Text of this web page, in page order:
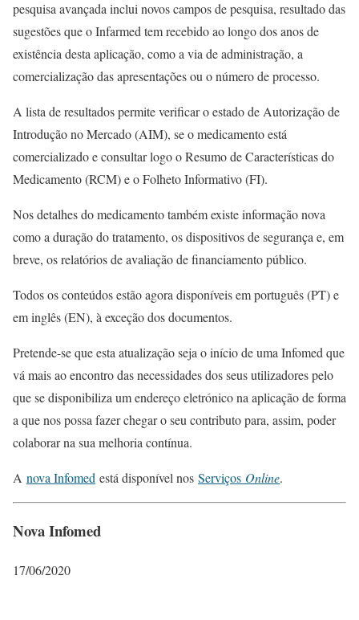
pesquisa avançada inclui novos campos de pesquisa, resultado das
sugestões que o Infarmed tem recebido ao longo dos anos de
existência desta aplicação, como a via de administração, a
comercialização das apresentações ou o número de processo.
A lista de resultados permite verificar o estado de Autorização de
Introdução no Mercado (AIM), se o medicamento está
comercializado e consultar logo o Resumo de Características do
Medicamento (RCM) e o Folheto Informativo (FI).
Nos detalhes do medicamento também existe informação nova
como a duração do tratamento, os dispositivos de segurança e, em
breve, os relatórios de avaliação de financiamento público.
Todos os conteúdos estão agora disponíveis em português (PT) e
em inglês (EN), à exceção dos documentos.
Pretende-se que esta atualização seja o início de uma Infomed que
vá mais ao encontro das necessidades dos seus utilizadores pelo
que se disponibiliza um endereço eletrónico na aplicação de forma
a que nos possa fazer chegar o seu contributo para, assim, poder
colaborar na sua melhoria contínua.
A nova Infomed está disponível nos Serviços Online.
Nova Infomed
17/06/2020